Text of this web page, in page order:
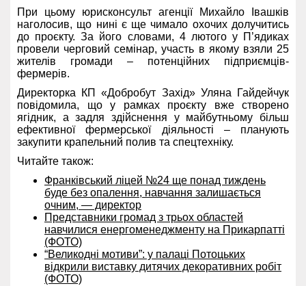
При цьому юрисконсульт агенції Михайло Івашків
наголосив, що нині є ще чимало охочих долучитись
до проєкту. За його словами, 4 лютого у П’ядиках
провели черговий семінар, участь в якому взяли 25
жителів громади – потенційних підприємців-
фермерів.
Директорка КП «Добробут Захід» Уляна Гайдейчук
повідомила, що у рамках проєкту вже створено
ягідник, а задля здійснення у майбутньому більш
ефективної фермерської діяльності – планують
закупити крапельний полив та спецтехніку.
Читайте також:
Франківський ліцей №24 ще понад тиждень
буде без опалення, навчання залишається
очним, — директор
Представники громад з трьох областей
навчилися енергоменеджменту на Прикарпатті
(ФОТО)
“Великодні мотиви”: у палаці Потоцьких
відкрили виставку дитячих декоративних робіт
(ФОТО)